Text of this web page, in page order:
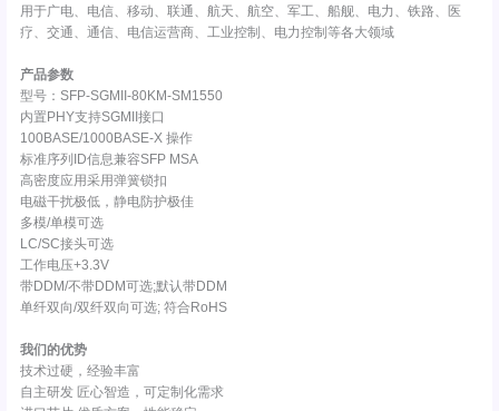
用于广电、电信、移动、联通、航天、航空、军工、船舰、电力、铁路、医
疗、交通、通信、电信运营商、工业控制、电力控制等各大领域
产品参数
型号：SFP-SGMII-80KM-SM1550
内置PHY支持SGMII接口
100BASE/1000BASE-X 操作
标准序列ID信息兼容SFP MSA
高密度应用采用弹簧锁扣
电磁干扰极低，静电防护极佳
多模/单模可选
LC/SC接头可选
工作电压+3.3V
带DDM/不带DDM可选;默认带DDM
单纤双向/双纤双向可选; 符合RoHS
我们的优势
技术过硬，经验丰富
自主研发 匠心智造，可定制化需求